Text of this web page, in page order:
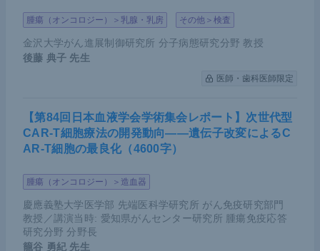
腫瘍（オンコロジー）＞乳腺・乳房 その他＞検査
金沢大学がん進展制御研究所 分子病態研究分野 教授
後藤 典子 先生
医師・歯科医師限定
【第84回日本血液学会学術集会レポート】次世代型
CAR-T細胞療法の開発動向――遺伝子改変によるC
AR-T細胞の最良化（4600字）
腫瘍（オンコロジー）＞造血器
慶應義塾大学医学部 先端医科学研究所 がん免疫研究部門
教授／講演当時: 愛知県がんセンター研究所 腫瘍免疫応答
研究分野 分野長
籠谷 勇紀 先生